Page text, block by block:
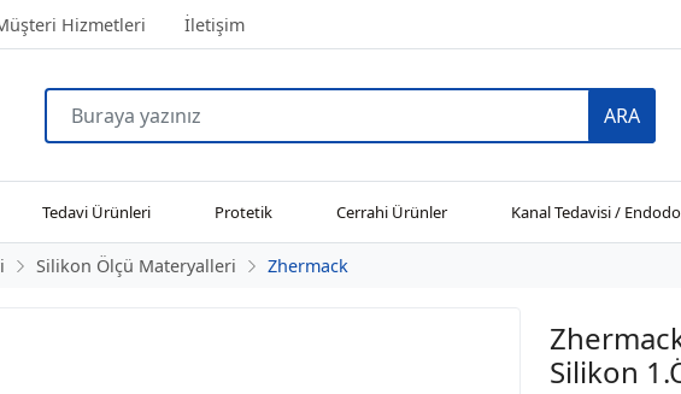
Hizmetleri İletişim
ARA
Tedavi Ürünleri Protetik Cerrahi Ürünler Kanal Tedavisi /
Silikon Ölçü Materyalleri Zhermack
Silikon